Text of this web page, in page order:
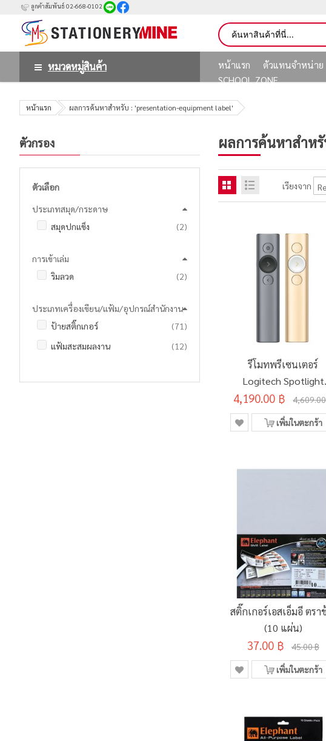
ลูกค้าสัมพันธ์ 02-668-0102
หมวดหมู่สินค้า หน้าแรก ตัวแทนจำหน่าย
SCHOOL ZONE
หน้าแรก ผลการค้นหาสำหรับ : 'presentation-equipment label'
ผลการค้นหาสำหรั
เรียงจาก
รีโมทพรีเซนเตอร์
Logitech Spotlight
Presenter
4,190.00 ฿
เพิ่มในตะกร้า
สติ๊กเกอร์เอสเอ็มอี ตรา
(10 แผ่น)
37.00 ฿ 45.00 ฿
เพิ่มในตะกร้า
ตัวกรอง
ตัวเลือก
ประเภทสมุด/กระดาษ
สมุดปกแข็ง
2รายการ
การเข้าเล่ม
ริมลวด
2รายการ
ประเภทเครื่องเขียน/แฟ้ม/อุปกรณ์สำนักงาน
ป้ายสติ๊กเกอร์
71 รายการ
แฟ้มสะสมผลงาน
12รายการ